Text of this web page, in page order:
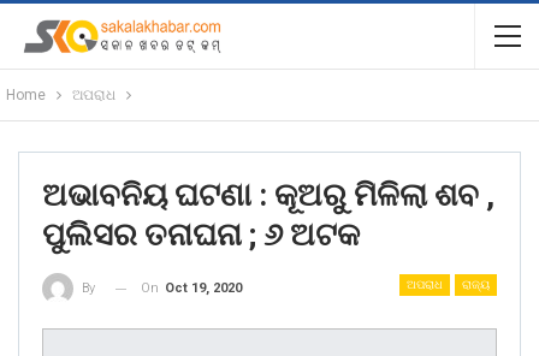
Home ଅପରାଧ
ଅଭାବନିୟ ଘଟଣା : କୂଅରୁ ମିଳିଲା ଶବ ,
ପୁଲିସର ତନାଘନା ; ୬ ଅଟକ
ଅପରାଧ ରାଜ୍ୟ
By On Oct 19, 2020